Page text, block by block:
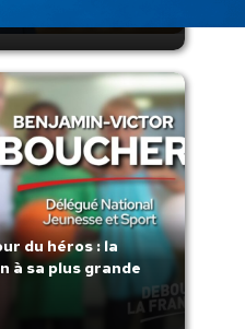
du héros : la
à sa plus grande